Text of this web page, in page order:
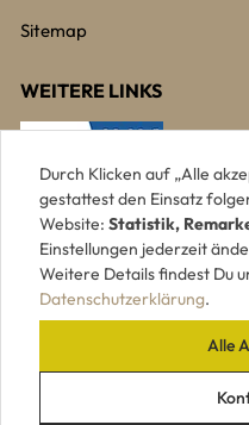
Sitemap
WEITERE LINKS
UNSERE
Durch Klicken auf „Alle
gestattest den Einsatz
Website: Statistik,
Einstellungen jederzeit
Weitere Details findest Du
Datenschutzerklärung.
Alle